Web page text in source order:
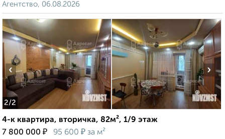
Агентство, 06.08.2026
2/2
‹ ›
4-к квартира, вторичка, 82м², 1/9 этаж
7 800 000 ₽ 95 600 ₽ за м²